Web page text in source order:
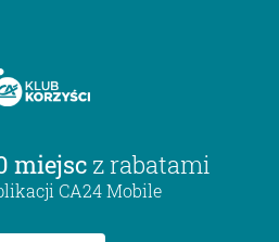
miejsc z rabatami
CA24 Mobile